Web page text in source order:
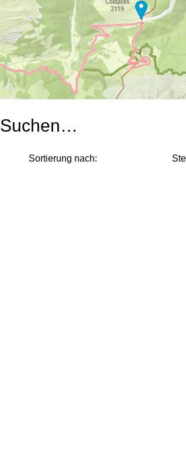
Suchen…
Sortierung nach: